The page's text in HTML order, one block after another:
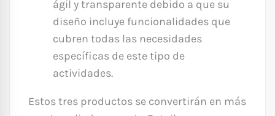
ágil y transparente debido a que su
diseño incluye funcionalidades que
cubren todas las necesidades
específicas de este tipo de
actividades.
Estos tres productos se convertirán en más